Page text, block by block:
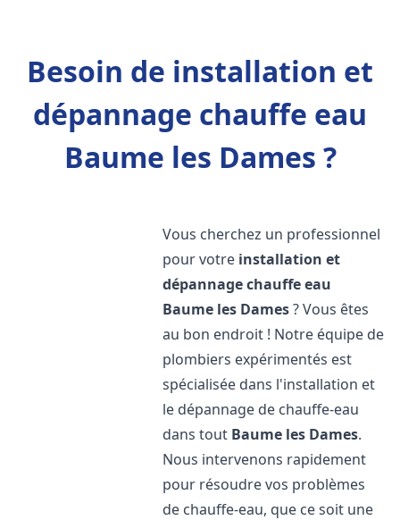
Besoin de installation et
dépannage chauffe eau
Baume les Dames ?
Vous cherchez un professionnel
pour votre installation et
dépannage chauffe eau
Baume les Dames? Vous êtes
au bon endroit ! Notre équipe de
plombiers expérimentés est
spécialisée dans l'installation et
le dépannage de chauffe-eau
dans tout Baume les Dames.
Nous intervenons rapidement
pour résoudre vos problèmes
de chauffe-eau, que ce soit une